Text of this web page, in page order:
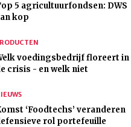
5 agricultuurfondsen: DWS
kop
voedingsbedrijf floreert in
crisis - en welk niet
‘Foodtechs’ veranderen
rol portefeuille